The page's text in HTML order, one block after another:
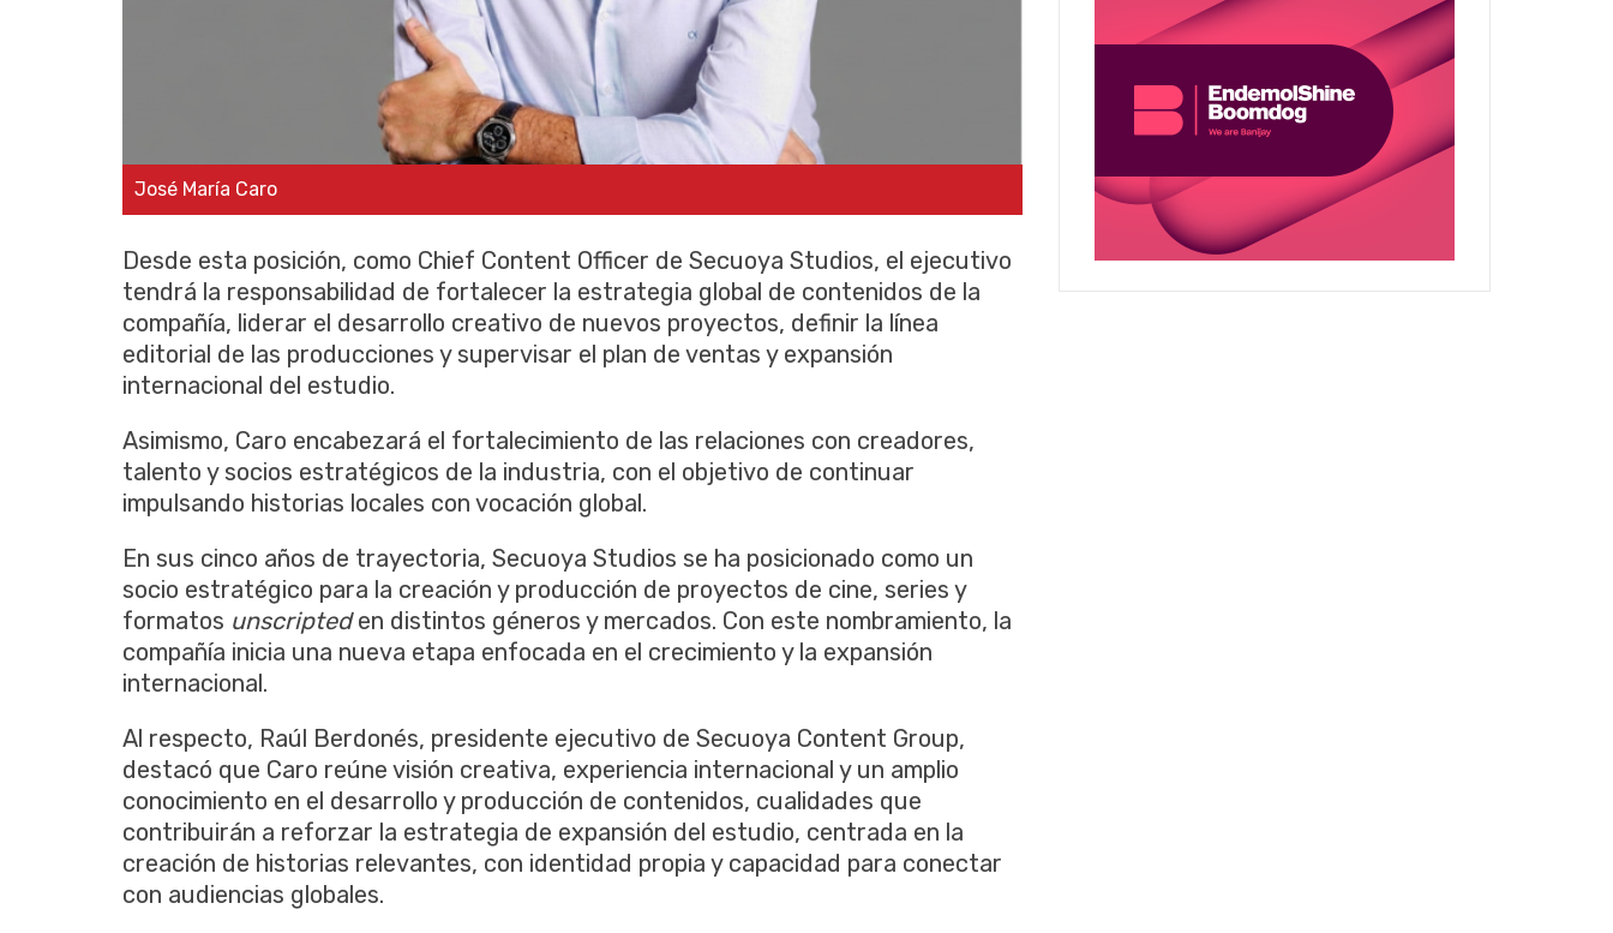
José María Caro
Desde esta posición, como Chief Content Officer de Secuoya Studios, el ejecutivo
tendrá la responsabilidad de fortalecer la estrategia global de contenidos de la
compañía, liderar el desarrollo creativo de nuevos proyectos, definir la línea
editorial de las producciones y supervisar el plan de ventas y expansión
internacional del estudio.
Asimismo, Caro encabezará el fortalecimiento de las relaciones con creadores,
talento y socios estratégicos de la industria, con el objetivo de continuar
impulsando historias locales con vocación global.
En sus cinco años de trayectoria, Secuoya Studios se ha posicionado como un
socio estratégico para la creación y producción de proyectos de cine, series y
formatos unscripteden distintos géneros y mercados. Con este nombramiento, la
compañía inicia una nueva etapa enfocada en el crecimiento y la expansión
internacional.
Al respecto, Raúl Berdonés, presidente ejecutivo de Secuoya Content Group,
destacó que Caro reúne visión creativa, experiencia internacional y un amplio
conocimiento en el desarrollo y producción de contenidos, cualidades que
contribuirán a reforzar la estrategia de expansión del estudio, centrada en la
creación de historias relevantes, con identidad propia y capacidad para conectar
con audiencias globales.